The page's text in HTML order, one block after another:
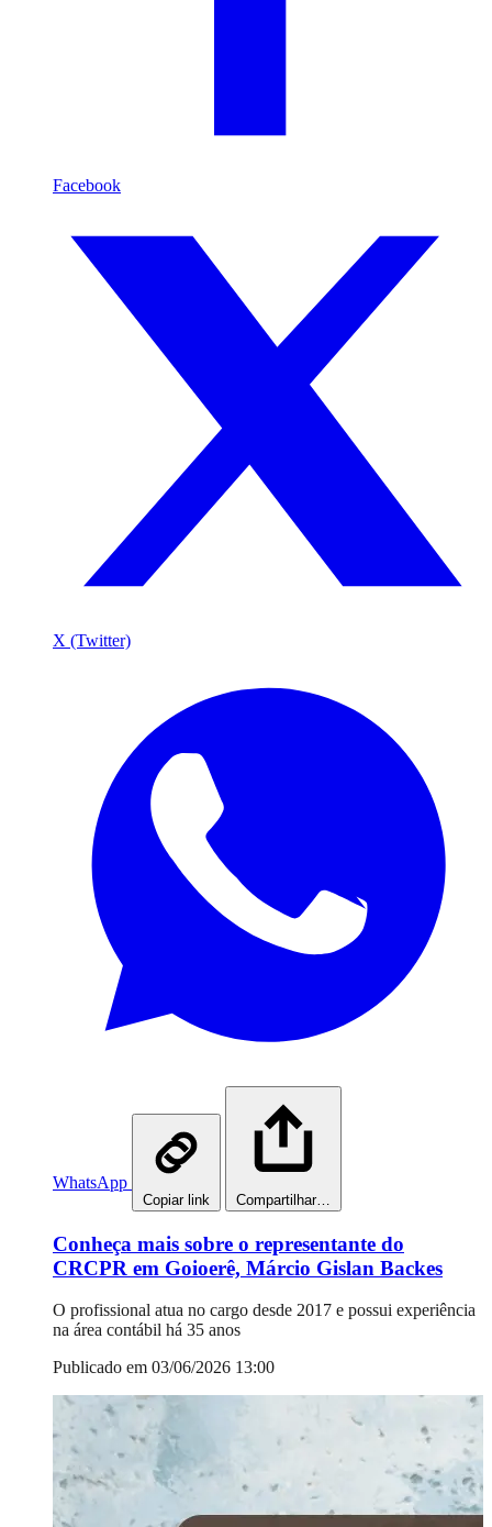
Facebook
X (Twitter)
WhatsApp
Copiar link Compartilhar…
Conheça mais sobre o representante do
CRCPR em Goioerê, Márcio Gislan Backes
O profissional atua no cargo desde 2017 e possui experiência
na área contábil há 35 anos
Publicado em 03/06/2026 13:00